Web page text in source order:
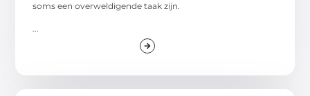
soms een overweldigende taak zijn.